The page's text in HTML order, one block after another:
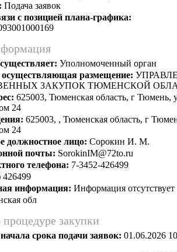
Подача заявок
с позицией плана-графика:
Уполномоченный орган
осуществляющая размещение:
ЗАКУПОК ТЮМЕНСКОЙ
625003, Тюменская область, г Тюмень,
24
625003, , Тюменская область, г
24
должностное лицо: Сорокин И. М.
почты: SorokinIM@72to.ru
телефона: 7-3452-426499
426499
информация: Информация отсутствует
обл
закупки
срока подачи заявок: 01.06.2026